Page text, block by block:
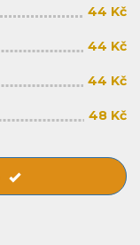
44 Kč
44 Kč
44 Kč
48 Kč